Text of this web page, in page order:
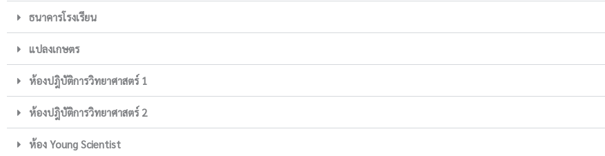
ธนาคารโรงเรียน
แปลงเกษตร
ห้องปฎิบัติการวิทยาศาสตร์ 1
ห้องปฎิบัติการวิทยาศาสตร์ 2
ห้อง Young Scientist